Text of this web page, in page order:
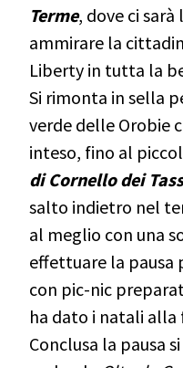
Terme, dove ci
ammirare la
Liberty in tutta la
Si rimonta in sella
verde delle Orobie
inteso, fino al
di Cornello dei
salto indietro nel
al meglio con una
effettuare la pausa
con pic-nic
ha dato i natali alla
Conclusa la pausa